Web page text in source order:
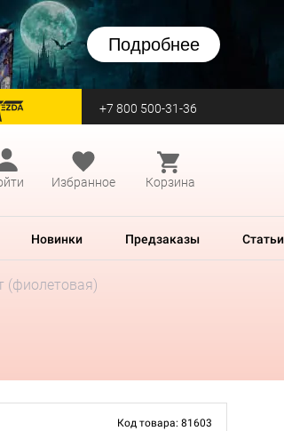
Подробнее
перейти на Zvezda +7 800 500-31-36
Избранное Корзина
Новинки Предзаказы Статьи
(фиолетовая)
Код товара: 81603